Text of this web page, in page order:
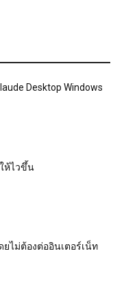
Desktop Windows
ห้ไวขึ้น
ยไม่ต้องต่ออินเตอร์เน็ท